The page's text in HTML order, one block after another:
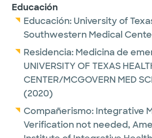
Educación
Educación: University of
Southwestern Medical
Residencia: Medicina de
UNIVERSITY OF TEXAS
CENTER/MCGOVERN MED
(2020)
Compañerismo: Integrative
Verification not needed,